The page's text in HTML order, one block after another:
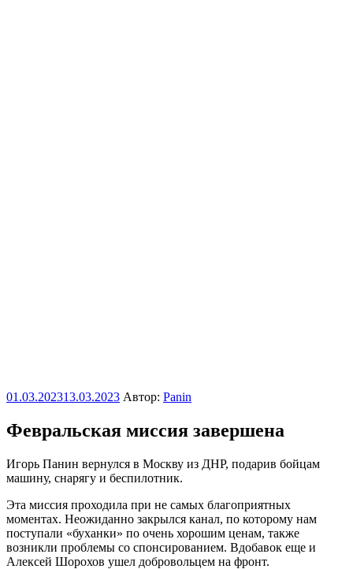
Опубликовано
01.03.202313.03.2023 Автор: Panin
Февральская миссия завершена
Игорь Панин вернулся в Москву из ДНР, подарив бойцам
машину, снарягу и беспилотник.
Эта миссия проходила при не самых благоприятных
моментах. Неожиданно закрылся канал, по которому нам
поступали «буханки» по очень хорошим ценам, также
возникли проблемы со спонсированием. Вдобавок еще и
Алексей Шорохов ушел добровольцем на фронт.